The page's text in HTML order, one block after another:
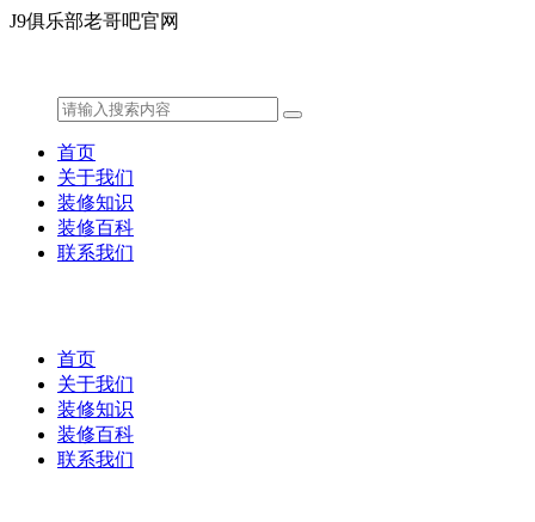
J9俱乐部老哥吧官网
首页
关于我们
装修知识
装修百科
联系我们
首页
关于我们
装修知识
装修百科
联系我们